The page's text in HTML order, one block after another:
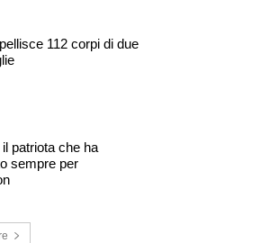
112 corpi di due
patriota che ha
sempre per